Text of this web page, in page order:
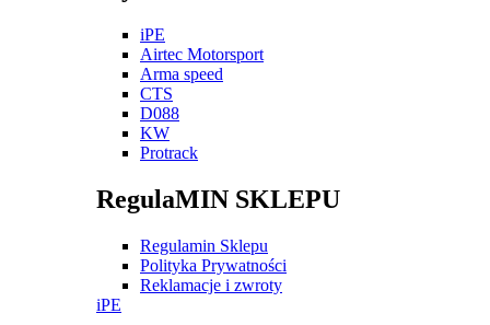
iPE
Airtec Motorsport
Arma speed
CTS
D088
KW
Protrack
RegulaMIN SKLEPU
Regulamin Sklepu
Polityka Prywatności
Reklamacje i zwroty
iPE